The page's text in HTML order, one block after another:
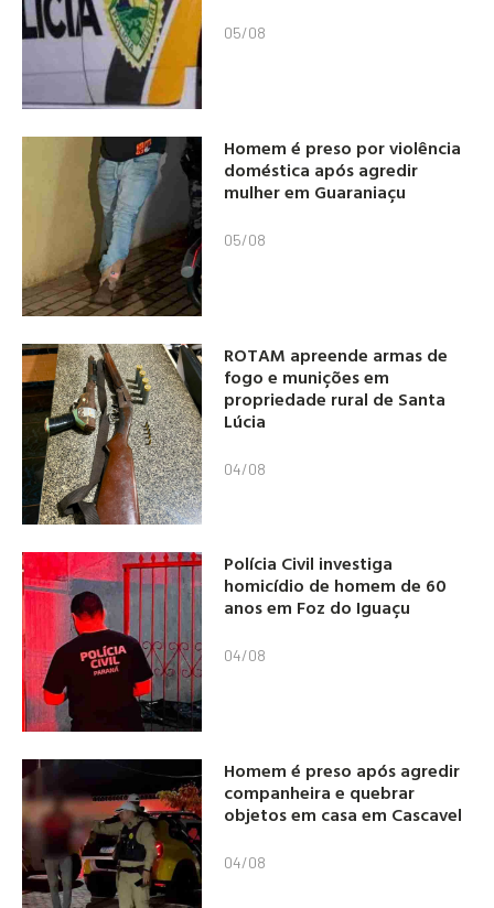
05/08
Homem é preso por violência
doméstica após agredir
mulher em Guaraniaçu
05/08
ROTAM apreende armas de
fogo e munições em
propriedade rural de Santa
Lúcia
04/08
Polícia Civil investiga
homicídio de homem de 60
anos em Foz do Iguaçu
04/08
Homem é preso após agredir
companheira e quebrar
objetos em casa em Cascavel
04/08